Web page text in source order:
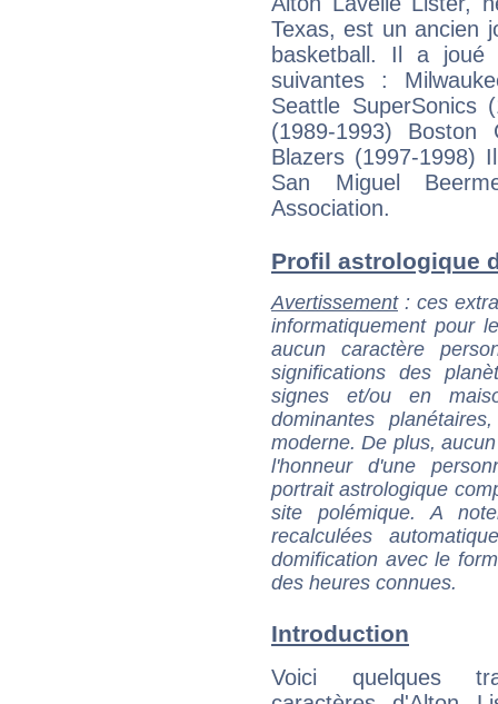
Texas, est un ancien
basketball. Il a joué
suivantes :
Seattle SuperSonics
(1989-1993) Boston
Blazers (1997-1998)
San Miguel
Association.
Profil astrologique
Avertissement: ces
informatiquement pour
aucun caractère
significations des
signes et/ou en
dominantes
moderne. De plus,
l'honneur d'une
portrait astrologique
site polémique. A
recalculées
domification avec le
des heures connues.
Introduction
Voici quelques